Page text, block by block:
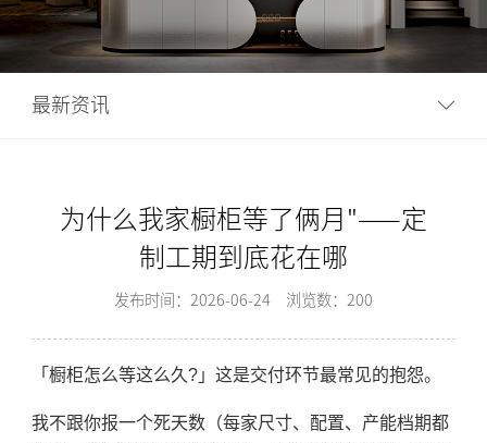
最新资讯
为什么我家橱柜等了俩月"——定
制工期到底花在哪
发布时间：2026-06-24 浏览数：200
「橱柜怎么等这么久?」这是交付环节最常见的抱怨。
我不跟你报一个死天数（每家尺寸、配置、产能档期都